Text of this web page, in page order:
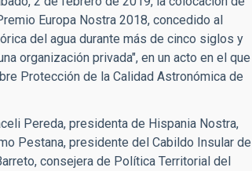
Europa Nostra 2018, concedido al
del agua durante más de cinco siglos y
organización privada", en un acto en el que
Protección de la Calidad Astronómica de
Pereda, presidenta de Hispania Nostra,
Pestana, presidente del Cabildo Insular de
consejera de Política Territorial del